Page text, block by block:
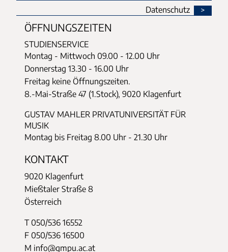
Datenschutz
ÖFFNUNGSZEITEN
STUDIENSERVICE
Montag - Mittwoch 09.00 - 12.00 Uhr
Donnerstag 13.30 - 16.00 Uhr
Freitag keine Öffnungszeiten.
8.-Mai-Straße 47 (1.Stock), 9020 Klagenfurt
GUSTAV MAHLER PRIVATUNIVERSITÄT FÜR
MUSIK
Montag bis Freitag 8.00 Uhr - 21.30 Uhr
KONTAKT
9020 Klagenfurt
Mießtaler Straße 8
Österreich
T 050/536 16552
F 050/536 16500
M info@gmpu.ac.at